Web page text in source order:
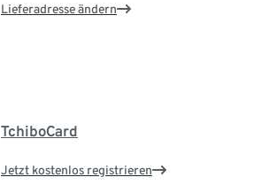
Lieferadresse ändern
TchiboCard
Jetzt kostenlos registrieren